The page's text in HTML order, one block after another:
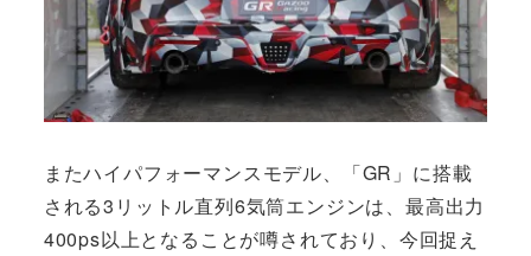
またハイパフォーマンスモデル、「GR」に搭載
される3リットル直列6気筒エンジンは、最高出力
400ps以上となることが噂されており、今回捉え